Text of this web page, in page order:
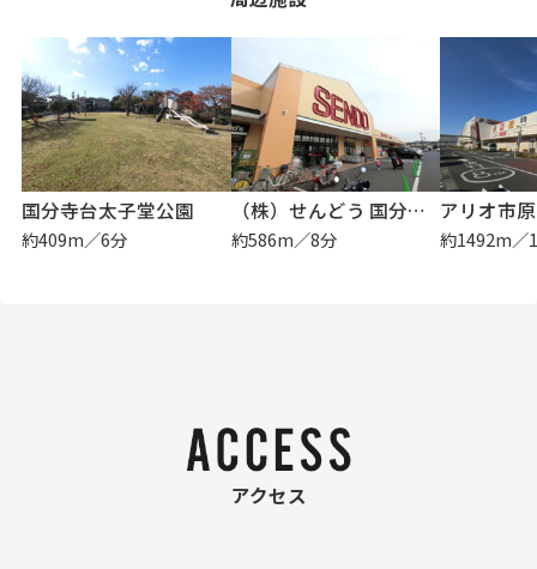
国分寺台太子堂公園
約409m／6分
（株）せんどう 国分寺台店
約586m／8分
アリオ市原
約1492m／
アクセス